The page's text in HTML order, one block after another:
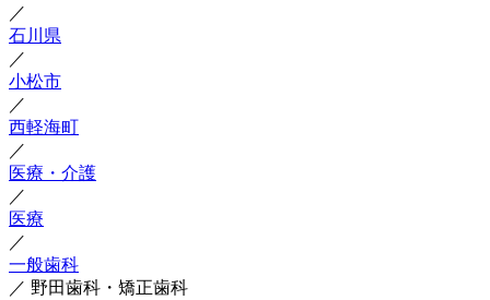
／
石川県
／
小松市
／
西軽海町
／
医療・介護
／
医療
／
一般歯科
／ 野田歯科・矯正歯科